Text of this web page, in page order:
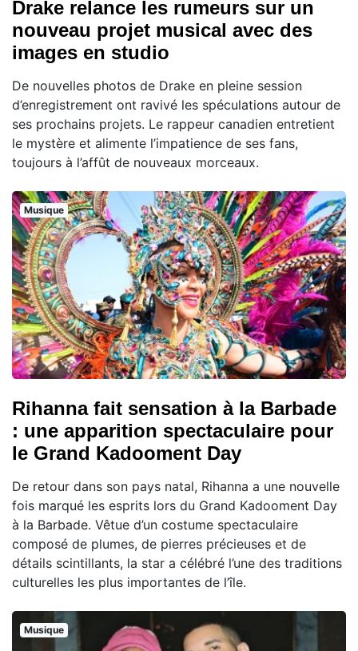
Drake relance les rumeurs sur un
nouveau projet musical avec des
images en studio
De nouvelles photos de Drake en pleine session
d’enregistrement ont ravivé les spéculations autour de
ses prochains projets. Le rappeur canadien entretient
le mystère et alimente l’impatience de ses fans,
toujours à l’affût de nouveaux morceaux.
Musique
Rihanna fait sensation à la Barbade
: une apparition spectaculaire pour
le Grand Kadooment Day
De retour dans son pays natal, Rihanna a une nouvelle
fois marqué les esprits lors du Grand Kadooment Day
à la Barbade. Vêtue d’un costume spectaculaire
composé de plumes, de pierres précieuses et de
détails scintillants, la star a célébré l’une des traditions
culturelles les plus importantes de l’île.
Musique